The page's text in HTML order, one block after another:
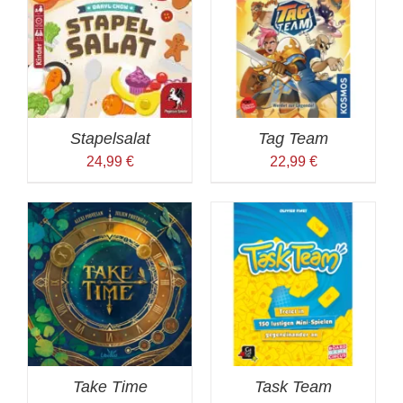
Stapelsalat
24,99 €
Tag Team
22,99 €
Take Time Task Team